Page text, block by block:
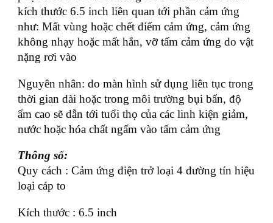
kích thước 6.5 inch liên quan tới phần cảm ứng
như: Mất vùng hoặc chết điểm cảm ứng, cảm ứng
không nhạy hoặc mất hẳn, vỡ tấm cảm ứng do vật
nặng rơi vào
Nguyên nhân: do màn hình sử dụng liên tục trong
thời gian dài hoặc trong môi trường bụi bẩn, độ
ẩm cao sẽ dẫn tới tuổi thọ của các linh kiện giảm,
nước hoặc hóa chất ngấm vào tấm cảm ứng
Thông số:
Quy cách : Cảm ứng điện trở loại 4 đường tín hiệu
loại cáp to
Kích thước : 6.5 inch